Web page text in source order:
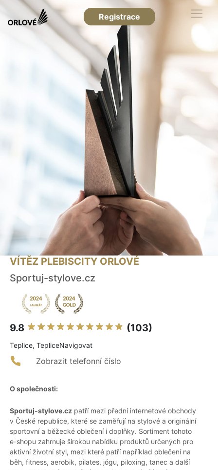
Registrace
VÍTĚZ PLEBISCITY ORLOVÉ
Sportuj-stylove.cz
9.8 (103)
Teplice, TepliceNavigovat
Zobrazit telefonní číslo
O společnosti:
Sportuj-stylove.cz patří mezi přední internetové obchody
v České republice, které se zaměřují na stylové a originální
sportovní a běžecké oblečení i doplňky. Sortiment tohoto
e-shopu zahrnuje širokou nabídku produktů určených pro
aktivní životní styl, mezi které patří například oblečení na
běh, fitness, aerobik, pilates, jógu, piloxing, tanec a další